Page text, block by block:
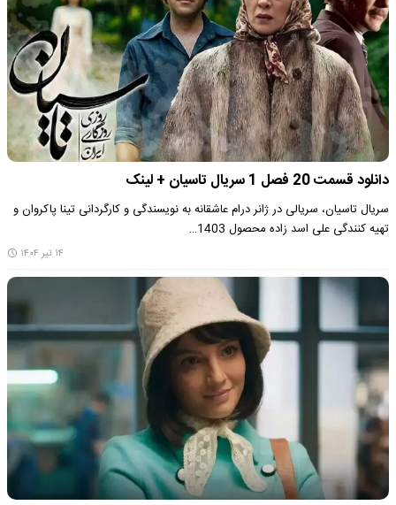
دانلود قسمت 20 فصل 1 سریال تاسیان + لینک
سریال تاسیان، سریالی در ژانر درام عاشقانه به نویسندگی و کارگردانی تینا پاکروان و
تهیه کنندگی علی اسد زاده محصول 1403…
۱۴ تیر ۱۴۰۴